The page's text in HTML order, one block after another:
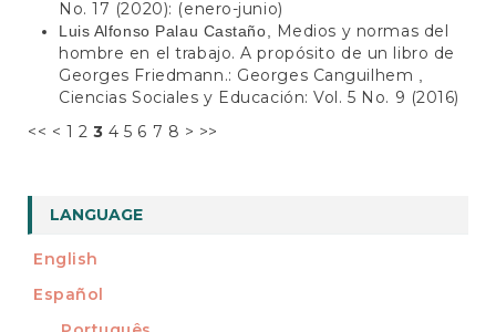
No. 17 (2020): (enero-junio)
Luis Alfonso Palau Castaño, Medios y normas del
hombre en el trabajo. A propósito de un libro de
Georges Friedmann.: Georges Canguilhem ,
Ciencias Sociales y Educación: Vol. 5 No. 9 (2016)
<< < 1 2 3 4 5 6 7 8 > >>
LANGUAGE
English
Español